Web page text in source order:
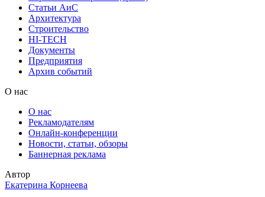
Статьи АиС
Архитектура
Строительство
HI-TECH
Документы
Предприятия
Архив событий
О нас
О нас
Рекламодателям
Онлайн-конференции
Новости, статьи, обзоры
Баннерная реклама
Автор
Екатерина Корнеева